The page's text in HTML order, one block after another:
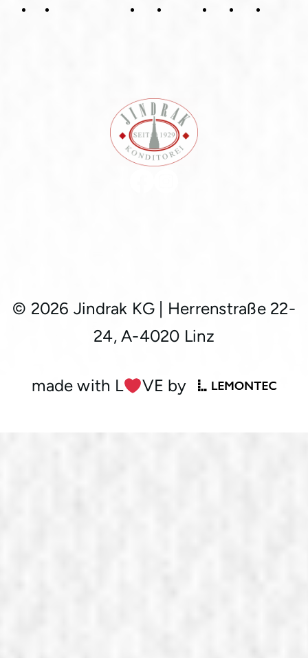
Datenschutzerklärung
© 2026 Jindrak KG
Herrenstraße 22-
24, A-4020 Linz
made with L ︎VE by